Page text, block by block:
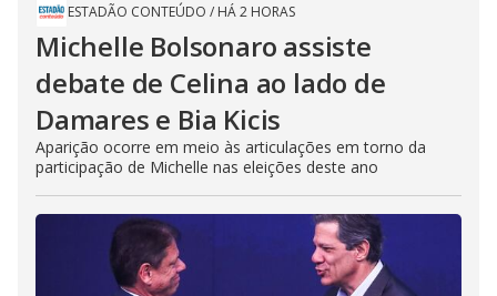
ESTADÃO CONTEÚDO / HÁ 2 HORAS
Michelle Bolsonaro assiste
debate de Celina ao lado de
Damares e Bia Kicis
Aparição ocorre em meio às articulações em torno da
participação de Michelle nas eleições deste ano